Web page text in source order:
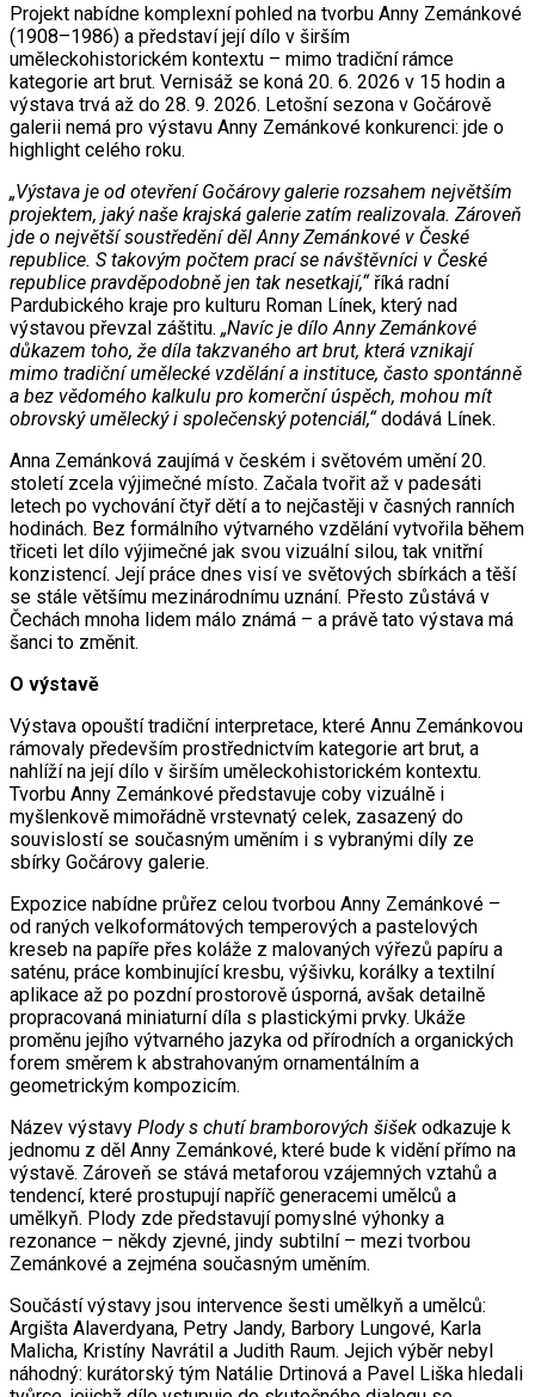
Projekt nabídne komplexní pohled na tvorbu Anny Zemánkové
(1908–1986) a představí její dílo v širším
uměleckohistorickém kontextu – mimo tradiční rámce
kategorie art brut. Vernisáž se koná 20. 6. 2026 v 15 hodin a
výstava trvá až do 28. 9. 2026. Letošní sezona v Gočárově
galerii nemá pro výstavu Anny Zemánkové konkurenci: jde o
highlight celého roku.
„Výstava je od otevření Gočárovy galerie rozsahem největším
projektem, jaký naše krajská galerie zatím realizovala. Zároveň
jde o největší soustředění děl Anny Zemánkové v České
republice. S takovým počtem prací se návštěvníci v České
republice pravděpodobně jen tak nesetkají,“říká radní
Pardubického kraje pro kulturu Roman Línek, který nad
výstavou převzal záštitu. „Navíc je dílo Anny Zemánkové
důkazem toho, že díla takzvaného art brut, která vznikají
mimo tradiční umělecké vzdělání a instituce, často spontánně
a bez vědomého kalkulu pro komerční úspěch, mohou mít
obrovský umělecký i společenský potenciál,“dodává Línek.
Anna Zemánková zaujímá v českém i světovém umění 20.
století zcela výjimečné místo. Začala tvořit až v padesáti
letech po vychování čtyř dětí a to nejčastěji v časných ranních
hodinách. Bez formálního výtvarného vzdělání vytvořila během
třiceti let dílo výjimečné jak svou vizuální silou, tak vnitřní
konzistencí. Její práce dnes visí ve světových sbírkách a těší
se stále většímu mezinárodnímu uznání. Přesto zůstává v
Čechách mnoha lidem málo známá – a právě tato výstava má
šanci to změnit.
O výstavě
Výstava opouští tradiční interpretace, které Annu Zemánkovou
rámovaly především prostřednictvím kategorie art brut, a
nahlíží na její dílo v širším uměleckohistorickém kontextu.
Tvorbu Anny Zemánkové představuje coby vizuálně i
myšlenkově mimořádně vrstevnatý celek, zasazený do
souvislostí se současným uměním i s vybranými díly ze
sbírky Gočárovy galerie.
Expozice nabídne průřez celou tvorbou Anny Zemánkové –
od raných velkoformátových temperových a pastelových
kreseb na papíře přes koláže z malovaných výřezů papíru a
saténu, práce kombinující kresbu, výšivku, korálky a textilní
aplikace až po pozdní prostorově úsporná, avšak detailně
propracovaná miniaturní díla s plastickými prvky. Ukáže
proměnu jejího výtvarného jazyka od přírodních a organických
forem směrem k abstrahovaným ornamentálním a
geometrickým kompozicím.
Název výstavy Plody s chutí bramborových šišek odkazuje k
jednomu z děl Anny Zemánkové, které bude k vidění přímo na
výstavě. Zároveň se stává metaforou vzájemných vztahů a
tendencí, které prostupují napříč generacemi umělců a
umělkyň. Plody zde představují pomyslné výhonky a
rezonance – někdy zjevné, jindy subtilní – mezi tvorbou
Zemánkové a zejména současným uměním.
Součástí výstavy jsou intervence šesti umělkyň a umělců:
Argišta Alaverdyana, Petry Jandy, Barbory Lungové, Karla
Malicha, Kristíny Navrátil a Judith Raum. Jejich výběr nebyl
náhodný: kurátorský tým Natálie Drtinová a Pavel Liška hledali